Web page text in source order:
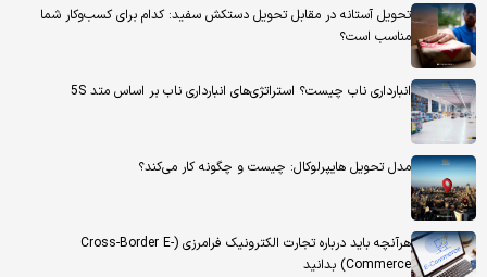
تحویل آستانه در مقابل تحویل دستکش سفید: کدام برای کسب‌وکار شما
مناسب است؟
انبارداری ناب چیست؟ استراتژی‌های انبارداری ناب بر اساس متد 5S
مدل تحویل هایپرلوکال: چیست و چگونه کار می‌کند؟
هرآنچه باید درباره تجارت الکترونیک فرامرزی (Cross-Border E-
Commerce) بدانید